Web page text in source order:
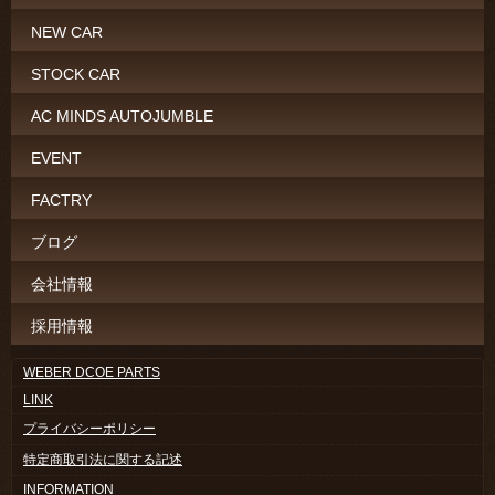
NEW CAR
STOCK CAR
AC MINDS AUTOJUMBLE
EVENT
FACTRY
ブログ
会社情報
採用情報
WEBER DCOE PARTS
LINK
プライバシーポリシー
特定商取引法に関する記述
INFORMATION